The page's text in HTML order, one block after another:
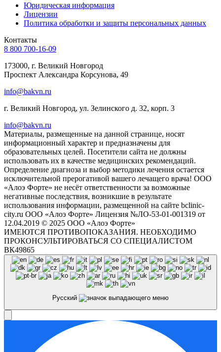
Юридическая информация
Лицензии
Политика обработки и защиты персональных данных
Контакты
8 800 700-16-09
173000, г. Великий Новгород
Проспект Александра Корсунова, 49
info@bakvn.ru
г. Великий Новгород, ул. Зелинского д. 32, корп. 3
info@bakvn.ru
Материалы, размещенные на данной странице, носят
информационный характер и предназначены для
образовательных целей. Посетители сайта не должны
использовать их в качестве медицинских рекомендаций.
Определение диагноза и выбор методики лечения остается
исключительной прерогативой вашего лечащего врача! ООО
«Алоэ Форте» не несёт ответственности за возможные
негативные последствия, возникшие в результате
использования информации, размещенной на сайте bclinic-
city.ru ООО «Алоэ Форте» Лицензия №ЛО-53-01-001319 от
12.04.2019 © 2025 ООО «Алоэ Форте»
ИМЕЮТСЯ ПРОТИВОПОКАЗАНИЯ. НЕОБХОДИМО
ПРОКОНСУЛЬТИРОВАТЬСЯ СО СПЕЦИАЛИСТОМ
ВК49865
Русский